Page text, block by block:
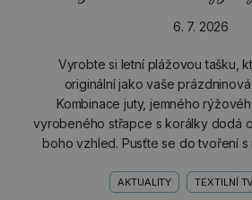
6. 7. 2026
Vyrobte si letní plážovou tašku,
originální jako vaše
Kombinace juty, jemného
vyrobeného střapce s korálky dodá
boho vzhled. Pusťte se do tvoření s
celé…
AKTUALITY TEXTILNÍ